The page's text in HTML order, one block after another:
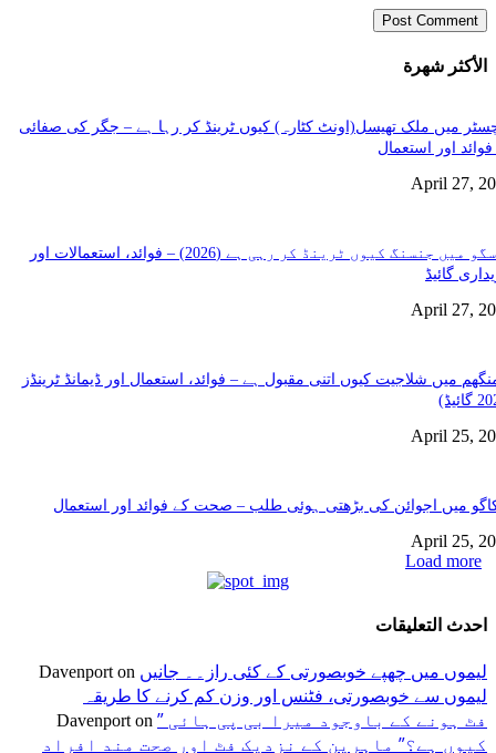
الأكثر شهرة
میں ملک تھیسل(اونٹ کٹارہ) کیوں ٹرینڈ کر رہا ہے – جگر کی صفائی
اور استعمال
April 27,
گلاسگو میں جنسنگ کیوں ٹرینڈ کر رہی ہے (2026) – فوائد، استعمالات اور
گائیڈ
April 27,
میں شلاجیت کیوں اتنی مقبول ہے – فوائد، استعمال اور ڈیمانڈ ٹرینڈز
April 25,
میں اجوائن کی بڑھتی ہوئی طلب – صحت کے فوائد اور استعمال
April 25,
Load more
احدث التعليقات
Davenport on لیموں میں چھپے خوبصورتی کے کئی راز۔۔ جانیں
لیموں سے خوبصورتی، فٹنس اور وزن کم کرنے کا طریقہ
Davenport on ” فٹ ہونے کے باوجود میرا بی پی ہائی
کیوں ہے؟” ماہرین کے نزدیک فٹ اور صحت مند افراد